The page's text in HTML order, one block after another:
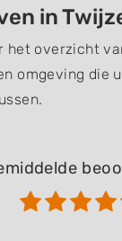
in
het overzicht
omgeving die